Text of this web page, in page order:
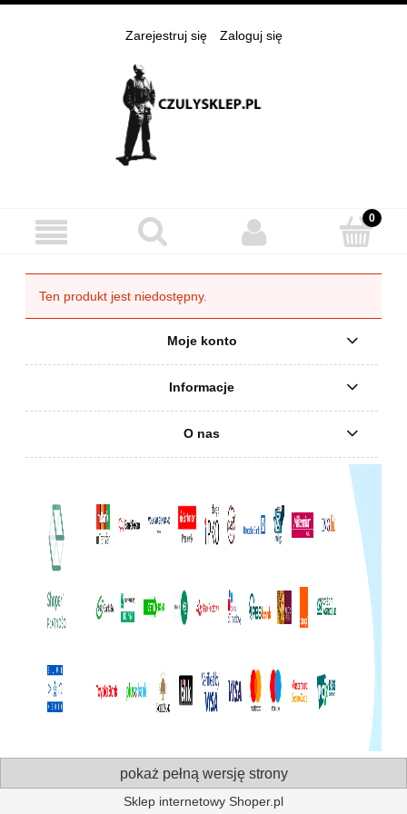
Zarejestruj się Zaloguj się
Ten produkt jest niedostępny.
Moje konto
Informacje
O nas
pokaż pełną wersję strony
Sklep internetowy Shoper.pl